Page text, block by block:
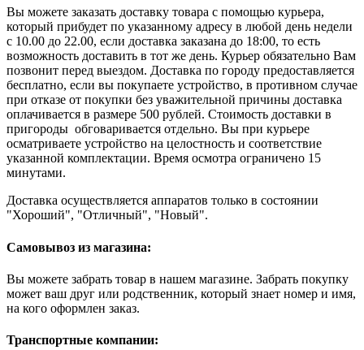
Вы можете заказать доставку товара с помощью курьера,
который прибудет по указанному адресу в любой день недели
с 10.00 до 22.00, если доставка заказана до 18:00, то есть
возможность доставить в тот же день. Курьер обязательно Вам
позвонит перед выездом. Доставка по городу предоставляется
бесплатно, если вы покупаете устройство, в противном случае
при отказе от покупки без уважительной причины доставка
оплачивается в размере 500 рублей. Стоимость доставки в
пригороды обговаривается отдельно. Вы при курьере
осматриваете устройство на целостность и соответствие
указанной комплектации. Время осмотра ограничено 15
минутами.
Доставка осуществляется аппаратов только в состоянии
"Хороший", "Отличный", "Новый".
Самовывоз из магазина:
Вы можете забрать товар в нашем магазине. Забрать покупку
может ваш друг или родственник, который знает номер и имя,
на кого оформлен заказ.
Транспортные компании: